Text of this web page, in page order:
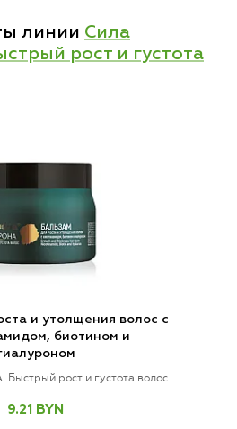
линии Сила
рост и густота
и утолщения волос с
биотином и
рост и густота волос
9.21 BYN